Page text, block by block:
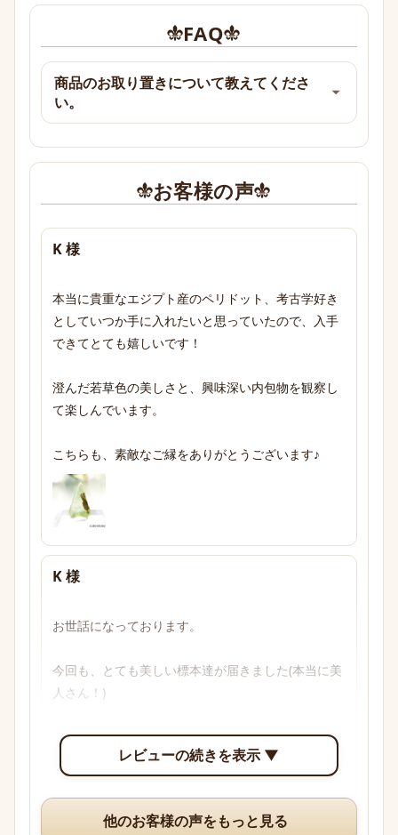
FAQ
商品のお取り置きについて教えてくださ
い。
お客様の声
K 様
本当に貴重なエジプト産のペリドット、考古学好き
としていつか手に入れたいと思っていたので、入手
できてとても嬉しいです！
澄んだ若草色の美しさと、興味深い内包物を観察し
て楽しんでいます。
こちらも、素敵なご縁をありがとうございます♪
K 様
お世話になっております。
今回も、とても美しい標本達が届きました(本当に美
人さん！)
透明感のあるブルーからパープル、多色性がはっき
り確認できて眺めていて楽しいです。
いつも、丁寧な梱包や手書きのメッセージ、そして
素敵なオマケまでありがとうございますm(*_ _)m
レビューの続きを表示 ▼
他のお客様の声をもっと見る